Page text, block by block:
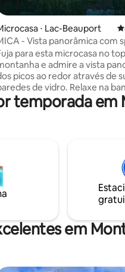
média de 5, 31
⋅ Lac-Beauport
- Vista panorâmica com
cidade de Quebec
para esta microcasa no
e admire a vista
picos ao redor através de
de vidro. Relaxe na
acessível em
enquanto desfruta do
funcionalidade em qualquer
experiência intimista e
da mítica cidade de
Mundial da
temporada em
em